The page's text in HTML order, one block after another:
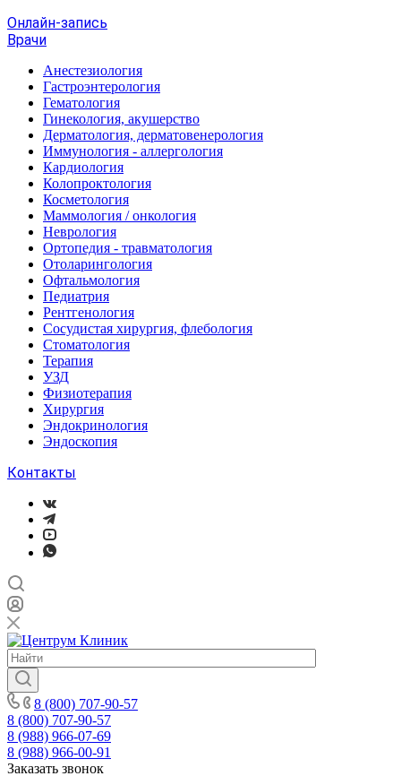
Онлайн-запись
Врачи
Анестезиология
Гастроэнтерология
Гематология
Гинекология, акушерство
Дерматология, дерматовенерология
Иммунология - аллергология
Кардиология
Колопроктология
Косметология
Маммология / онкология
Неврология
Ортопедия - травматология
Отоларингология
Офтальмология
Педиатрия
Рентгенология
Сосудистая хирургия, флебология
Стоматология
Терапия
УЗД
Физиотерапия
Хирургия
Эндокринология
Эндоскопия
Контакты
8 (800) 707-90-57
8 (800) 707-90-57
8 (988) 966-07-69
8 (988) 966-00-91
Заказать звонок